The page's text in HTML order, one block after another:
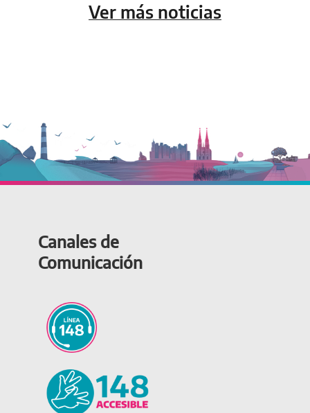
Ver más noticias
Canales de
Comunicación